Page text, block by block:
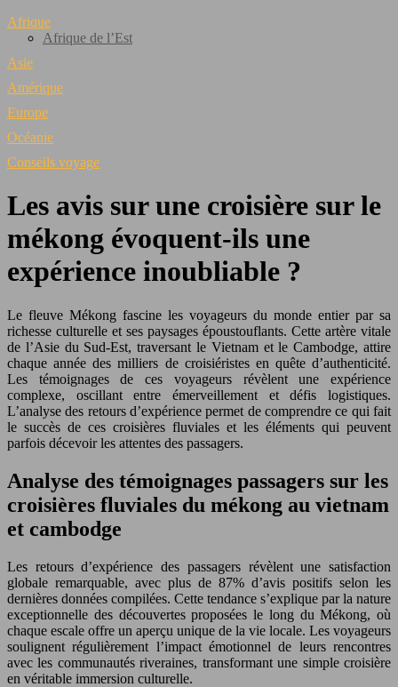
Afrique
Afrique de l’Est
Asie
Amérique
Europe
Océanie
Conseils voyage
Les avis sur une croisière sur le
mékong évoquent-ils une
expérience inoubliable ?
Le fleuve Mékong fascine les voyageurs du monde entier par sa
richesse culturelle et ses paysages époustouflants. Cette artère vitale
de l’Asie du Sud-Est, traversant le Vietnam et le Cambodge, attire
chaque année des milliers de croisiéristes en quête d’authenticité.
Les témoignages de ces voyageurs révèlent une expérience
complexe, oscillant entre émerveillement et défis logistiques.
L’analyse des retours d’expérience permet de comprendre ce qui fait
le succès de ces croisières fluviales et les éléments qui peuvent
parfois décevoir les attentes des passagers.
Analyse des témoignages passagers sur les
croisières fluviales du mékong au vietnam
et cambodge
Les retours d’expérience des passagers révèlent une satisfaction
globale remarquable, avec plus de 87% d’avis positifs selon les
dernières données compilées. Cette tendance s’explique par la nature
exceptionnelle des découvertes proposées le long du Mékong, où
chaque escale offre un aperçu unique de la vie locale. Les voyageurs
soulignent régulièrement l’impact émotionnel de leurs rencontres
avec les communautés riveraines, transformant une simple croisière
en véritable immersion culturelle.